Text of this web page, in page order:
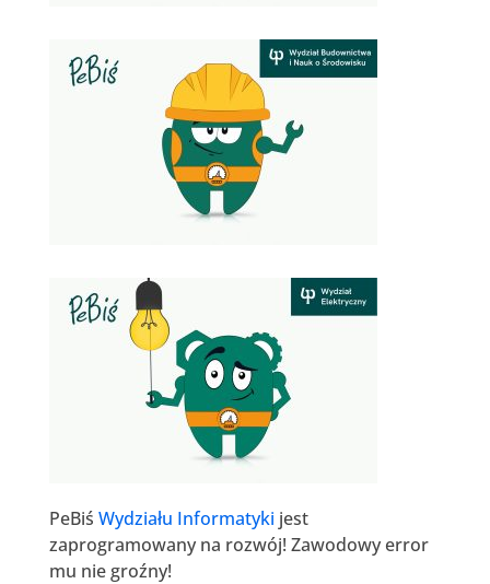
PeBiś Wydziału Informatyki jest
zaprogramowany na rozwój! Zawodowy error
mu nie groźny!